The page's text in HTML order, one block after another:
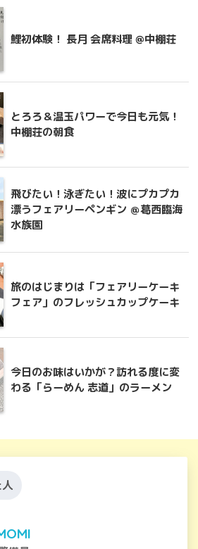
鯉初体験！ 長月 会席料理 @中棚荘
とろろ＆温玉パワーで今日も元気！
中棚荘の朝食
飛びたい！泳ぎたい！波にプカプカ
漂うフェアリーペンギン ＠葛西臨海
水族園
旅のはじまりは「フェアリーケーキ
フェア」のフレッシュカップケーキ
今日のお味はいかが？訪れる度に変
わる「らーめん 志道」のラーメン